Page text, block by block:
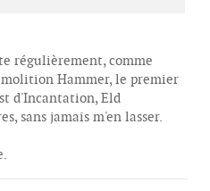
régulièrement, comme
Hammer, le premier
d'Incantation, Eld
sans jamais m'en lasser.